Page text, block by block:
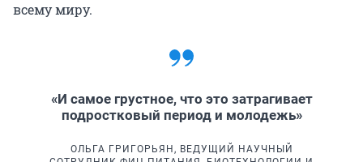
всему миру.
«И самое грустное, что это затрагивает
подростковый период и молодежь»
ОЛЬГА ГРИГОРЬЯН, ВЕДУЩИЙ НАУЧНЫЙ